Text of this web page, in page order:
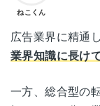
ねこくん
広告業界に精通
業界知識に長け
一方、総合型の